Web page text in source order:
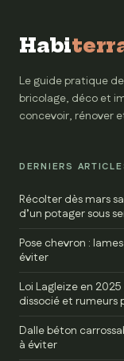
Habi
Le guide pratique
bricolage, déco et
concevoir, rénover
DERNIERS
Récolter dès mars
d’un potager sous
Pose chevron :
éviter
Loi Lagleize en
dissocié et rumeurs
Dalle béton
à éviter